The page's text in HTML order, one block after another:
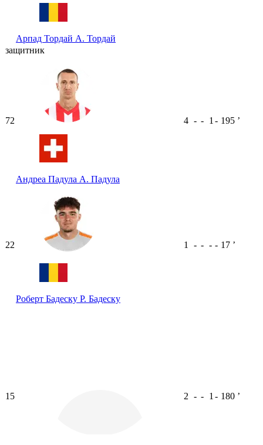
Арпад Тордай А. Тордай
защитник
72
Андреа Падула А. Падула
4 - - 1 - 195 ʼ
22
Роберт Бадеску Р. Бадеску
1 - - - - 17 ʼ
15 2 - - 1 - 180 ʼ